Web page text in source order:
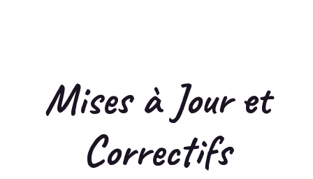
Mises à Jour et
Correctifs